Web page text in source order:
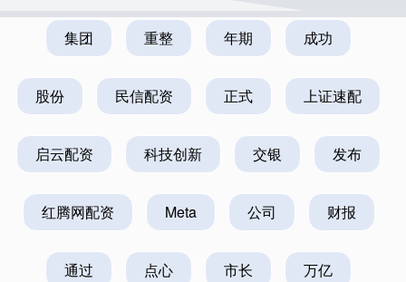
集团 重整 年期 成功
股份 民信配资 正式 上证速配
启云配资 科技创新 交银 发布
红腾网配资 Meta 公司 财报
通过 点心 市长 万亿